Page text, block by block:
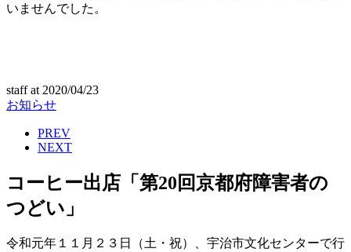
いませんでした。
staffat 2020/04/23
お知らせ
PREV
NEXT
コーヒー出店「第20回京都府障害者の
つどい」
令和元年１１月２３日（土・祝）、宇治市文化センターで行